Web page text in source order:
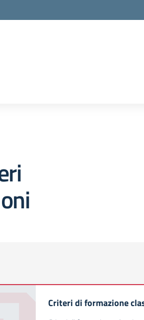
Criteri di formazione